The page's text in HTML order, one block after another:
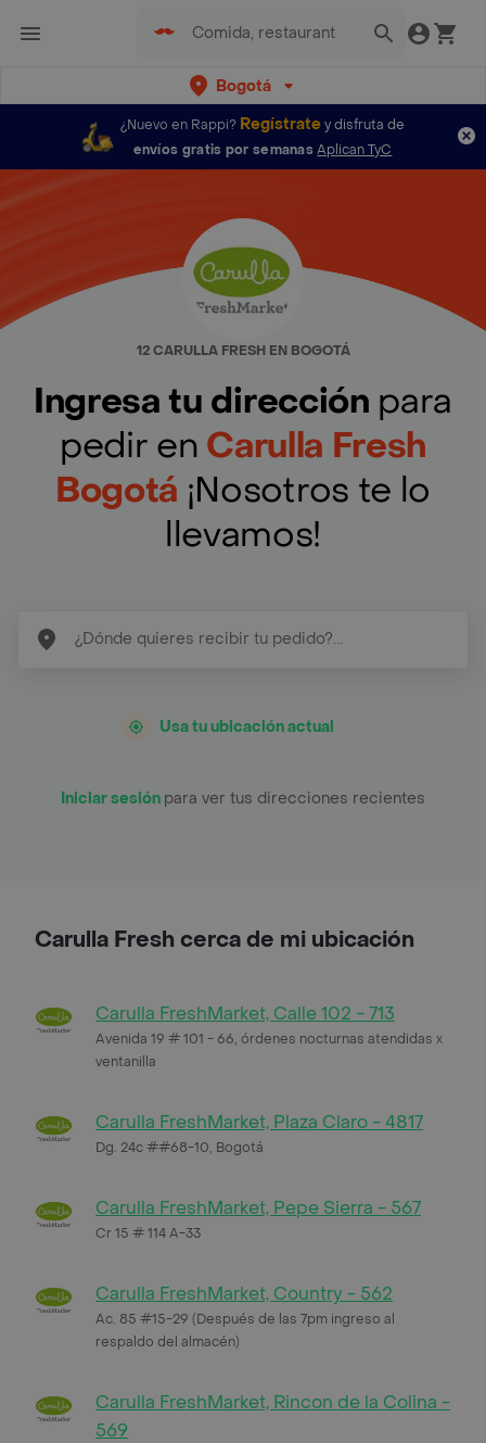
Bogotá
¿Nuevo en Rappi? Regístratey disfruta de
envíos gratis por semanas Aplican TyC
12 CARULLA FRESH EN BOGOTÁ
Ingresa tu dirección para
pedir en Carulla Fresh
Bogotá ¡Nosotros te lo
llevamos!
Usa tu ubicación actual
Iniciar sesión para ver tus direcciones recientes
Carulla Fresh cerca de mi ubicación
Carulla FreshMarket, Calle 102 - 713
Avenida 19 # 101 - 66, órdenes nocturnas atendidas x
ventanilla
Carulla FreshMarket, Plaza Claro - 4817
Dg. 24c ##68-10, Bogotá
Carulla FreshMarket, Pepe Sierra - 567
Cr 15 # 114 A-33
Carulla FreshMarket, Country - 562
Ac. 85 #15-29 (Después de las 7pm ingreso al
respaldo del almacén)
Carulla FreshMarket, Rincon de la Colina -
569